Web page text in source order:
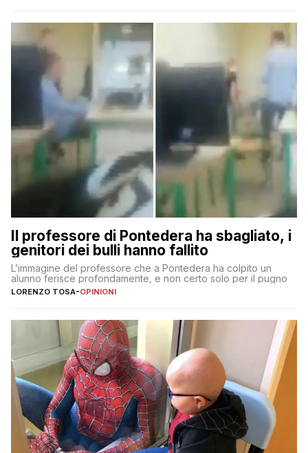
Il professore di Pontedera ha sbagliato, i
genitori dei bulli hanno fallito
L’immagine del professore che a Pontedera ha colpito un
alunno ferisce profondamente, e non certo solo per il pugno
LORENZO TOSA-OPINIONI